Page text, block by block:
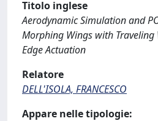
Titolo inglese
Aerodynamic Simulation and
Morphing Wings with Traveling
Edge Actuation
Relatore
DELL'ISOLA, FRANCESCO
Appare nelle tipologie: